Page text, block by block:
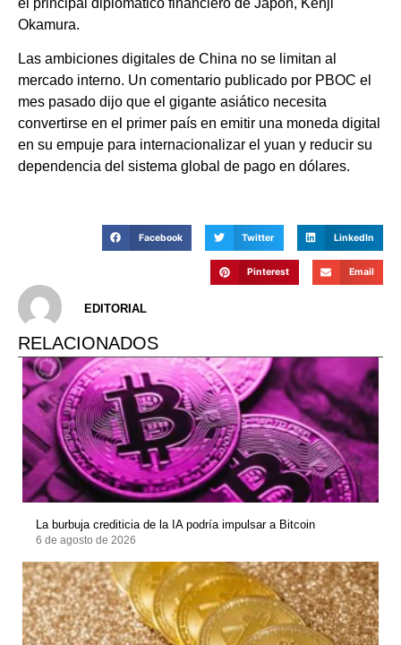
Okamura.
Las ambiciones digitales de China no se limitan al
mercado interno. Un comentario publicado por PBOC el
mes pasado dijo que el gigante asiático necesita
convertirse en el primer país en emitir una moneda digital
en su empuje para internacionalizar el yuan y reducir su
dependencia del sistema global de pago en dólares.
Facebook Twitter LinkedIn
Pinterest Email
EDITORIAL
RELACIONADOS
La burbuja crediticia de la IA podría impulsar a Bitcoin
6 de agosto de 2026